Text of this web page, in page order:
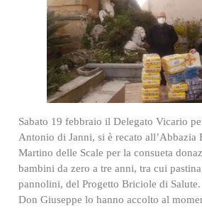
Sabato 19 febbraio il Delegato Vicario
Antonio di Janni, si è recato all’Abbazia
Martino delle Scale per la consueta
bambini da zero a tre anni, tra cui
pannolini, del Progetto Briciole di
Don Giuseppe lo hanno accolto al